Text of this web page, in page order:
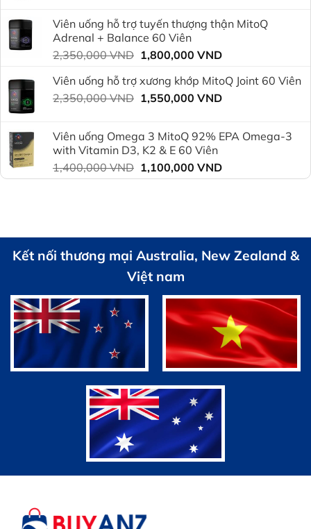
2,350,000 VND.là:
Viên uống hỗ trợ tuyến thượng thận MitoQ
Adrenal + Balance 60 Viên
2,350,000VND Giá
là:
2,350,000 VND.
1,800,000 VNDGiá
tại
là:
Viên uống hỗ trợ xương khớp MitoQ Joint 60 Viên
2,350,000VND Giá
2,350,000 VND.
1,550,000 VNDGiá
là:
Viên uống Omega 3 MitoQ 92% EPA Omega-3
with Vitamin D3, K2 & E 60 Viên
1,400,000VND Giá
gốc
1,100,000 VNDGiá
hiện
Kết nối thương mại Australia, New Zealand &
Việt nam